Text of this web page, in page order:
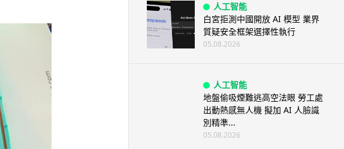
人工智能
白宮拒測中國開放 AI 模型 業界
質疑安全框架選擇性執行
05.08.2026
人工智能
地盤偷吸煙難逃高空法眼 勞工處
出動熱感無人機 擬加 AI 人臉識
別精準...
05.08.2026